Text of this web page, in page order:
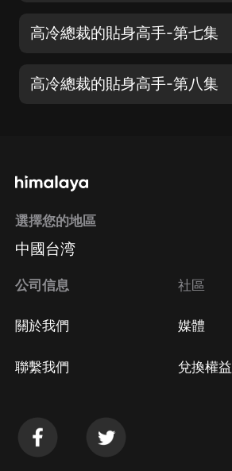
高冷總裁的貼身高手-第七集
高冷總裁的貼身高手-第八集
選擇您的地區
中國台湾
公司信息
關於我們
聯繫我們
社區
媒體
兌換權益